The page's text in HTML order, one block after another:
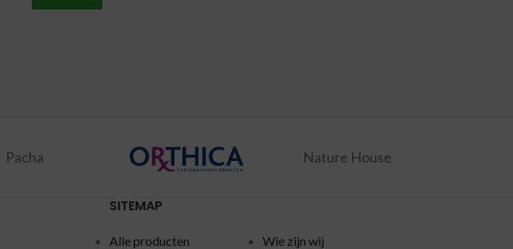
Pacha Nature House
SITEMAP
Alle producten Wie zijn wij